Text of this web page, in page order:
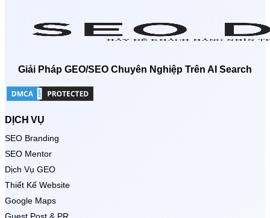
Giải Pháp GEO/SEO Chuyên Nghiệp Trên AI Search
DỊCH VỤ
SEO Branding
SEO Mentor
Dịch Vụ GEO
Thiết Kế Website
Google Maps